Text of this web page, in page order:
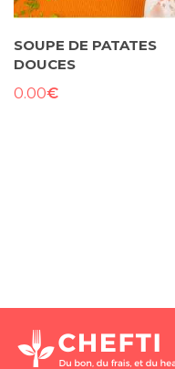
SOUPE DE PATATES
DOUCES
0.00€